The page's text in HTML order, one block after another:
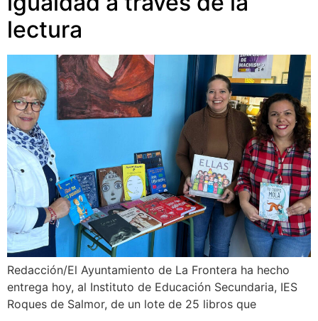
lectura
Redacción/El Ayuntamiento de La Frontera ha hecho
entrega hoy, al Instituto de Educación Secundaria, IES
Roques de Salmor, de un lote de 25 libros que